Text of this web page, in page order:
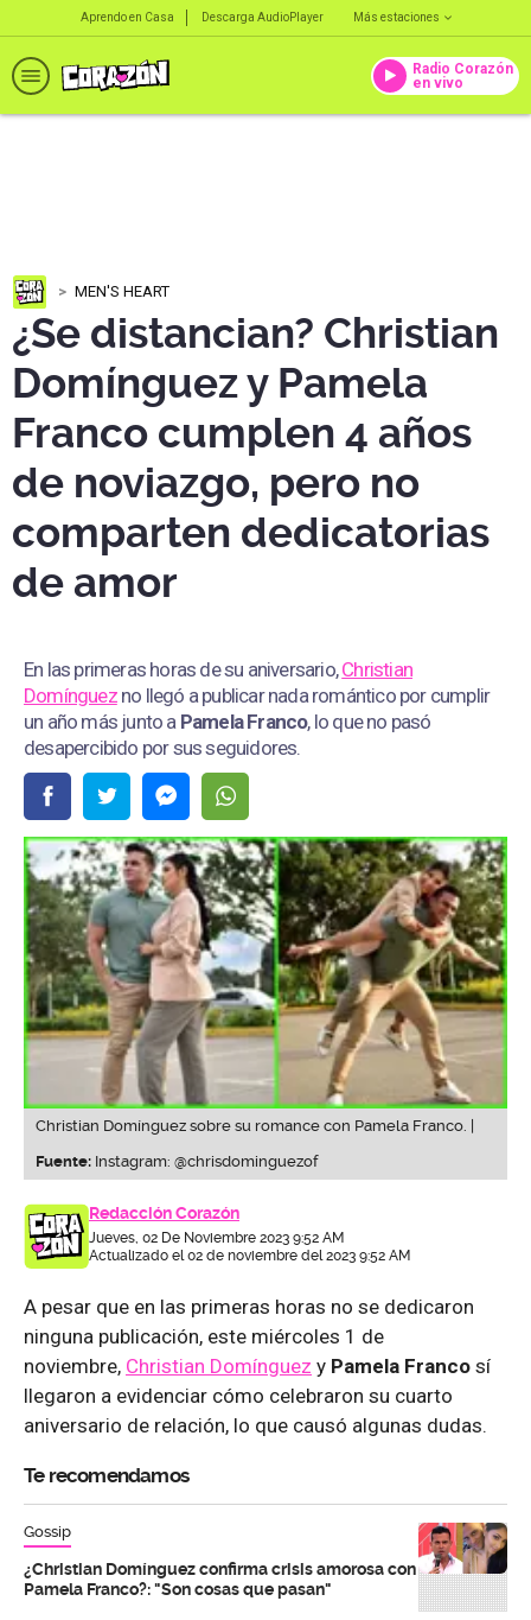
Aprendo en Casa Descarga AudioPlayer Más estaciones
Radio Corazón
en vivo
MEN'S HEART
¿Se distancian? Christian
Domínguez y Pamela
Franco cumplen 4 años
de noviazgo, pero no
comparten dedicatorias
de amor
En las primeras horas de su aniversario,Christian
Domínguezno llegó a publicar nada romántico por cumplir
un año más junto a Pamela Franco, lo que no pasó
desapercibido por sus seguidores.
Christian Domínguez sobre su romance con Pamela Franco. |
Fuente: Instagram: @chrisdominguezof
Redacción Corazón
Jueves, 02 De Noviembre 2023 9:52 AM
Actualizado el 02 de noviembre del 2023 9:52 AM
A pesar que en las primeras horas no se dedicaron
ninguna publicación, este miércoles 1 de
noviembre, Christian Domínguez y Pamela Franco sí
llegaron a evidenciar cómo celebraron su cuarto
aniversario de relación, lo que causó algunas dudas.
Te recomendamos
Gossip
¿Christian Domínguez confirma crisis amorosa con
Pamela Franco?: "Son cosas que pasan"